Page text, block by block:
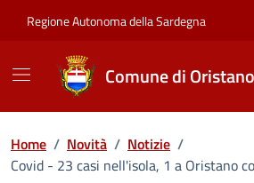
Regione Autonoma della Sardegna
Comune di Oristano
Home / Novità / Notizie /
Covid - 23 casi nell'isola, 1 a Oristano